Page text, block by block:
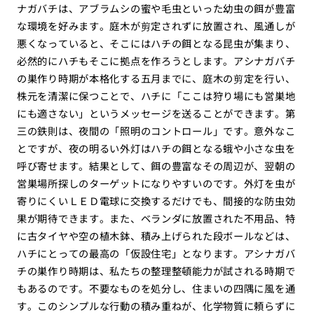
ナガバチは、アブラムシの蜜や毛虫といった幼虫の餌が豊富
な環境を好みます。庭木が剪定されずに放置され、風通しが
悪くなっていると、そこにはハチの餌となる昆虫が集まり、
必然的にハチもそこに拠点を作ろうとします。アシナガバチ
の巣作り時期が本格化する五月までに、庭木の剪定を行い、
株元を清潔に保つことで、ハチに「ここは狩り場にも営巣地
にも適さない」というメッセージを送ることができます。第
三の鉄則は、夜間の「照明のコントロール」です。意外なこ
とですが、夜の明るい外灯はハチの餌となる蛾や小さな虫を
呼び寄せます。結果として、餌の豊富なその周辺が、翌朝の
営巣場所探しのターゲットになりやすいのです。外灯を虫が
寄りにくいＬＥＤ電球に交換するだけでも、間接的な防虫効
果が期待できます。また、ベランダに放置された不用品、特
に古タイヤや空の植木鉢、積み上げられた段ボールなどは、
ハチにとっての最高の「仮設住宅」となります。アシナガバ
チの巣作り時期は、私たちの整理整頓能力が試される時期で
もあるのです。不要なものを処分し、住まいの四隅に風を通
す。このシンプルな行動の積み重ねが、化学物質に頼らずに